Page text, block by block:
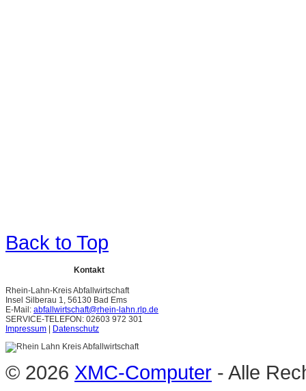
Back to Top
Kontakt
Rhein-Lahn-Kreis Abfallwirtschaft
Insel Silberau 1, 56130 Bad Ems
E-Mail: abfallwirtschaft@rhein-lahn.rlp.de
SERVICE-TELEFON: 02603 972 301
Impressum
Datenschutz
© 2026 XMC-Computer - Alle